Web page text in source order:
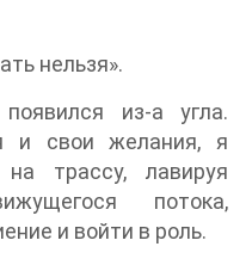
нельзя».
из-а угла.
и свои желания, я
трассу, лавируя
потока,
и войти в роль.